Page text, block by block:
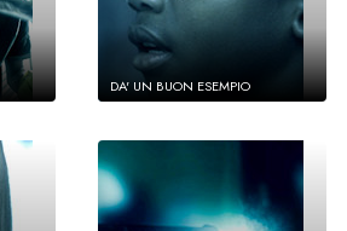
DA' UN BUON ESEMPIO